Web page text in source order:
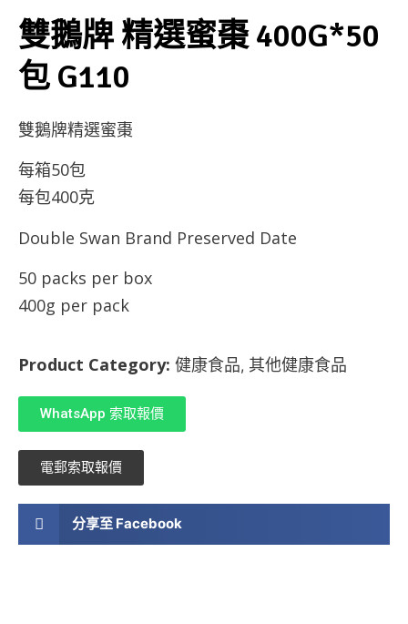
雙鵝牌 精選蜜棗 400G*50
包 G110
雙鵝牌精選蜜棗
每箱50包
每包400克
Double Swan Brand Preserved Date
50 packs per box
400g per pack
Product Category: 健康食品, 其他健康食品
WhatsApp 索取報價
電郵索取報價
分享至 Facebook